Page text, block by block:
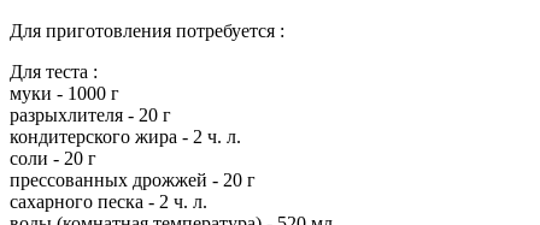
Для приготовления потребуется :
Для теста :
муки - 1000 г
разрыхлителя - 20 г
кондитерского жира - 2 ч. л.
соли - 20 г
прессованных дрожжей - 20 г
сахарного песка - 2 ч. л.